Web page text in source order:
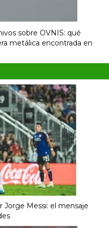
sobre OVNIS: qué
metálica encontrada en
Messi: el mensaje